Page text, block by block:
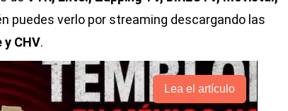
puedes verlo por streaming descargando las
CHV.
Lea el artículo